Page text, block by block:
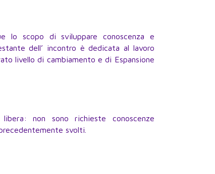
lo scopo di sviluppare conoscenza e
dell’ incontro è dedicata al lavoro
livello di cambiamento e di Espansione
non sono richieste conoscenze
svolti.